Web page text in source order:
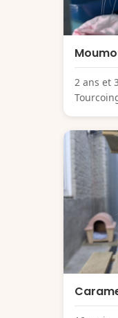
2 ans et